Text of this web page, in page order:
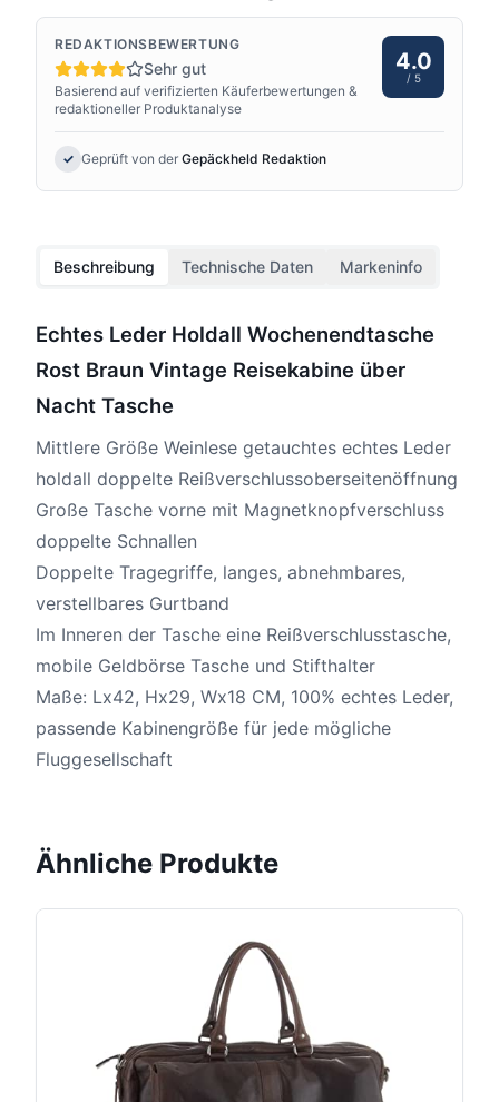
REDAKTIONSBEWERTUNG
Sehr gut
Basierend auf verifizierten Käuferbewertungen &
redaktioneller Produktanalyse
4.0
/ 5
✓ Geprüft von der Gepäckheld Redaktion
Beschreibung Technische Daten Markeninfo
Echtes Leder Holdall Wochenendtasche
Rost Braun Vintage Reisekabine über
Nacht Tasche
Mittlere Größe Weinlese getauchtes echtes Leder
holdall doppelte Reißverschlussoberseitenöffnung
Große Tasche vorne mit Magnetknopfverschluss
doppelte Schnallen
Doppelte Tragegriffe, langes, abnehmbares,
verstellbares Gurtband
Im Inneren der Tasche eine Reißverschlusstasche,
mobile Geldbörse Tasche und Stifthalter
Maße: Lx42, Hx29, Wx18 CM, 100% echtes Leder,
passende Kabinengröße für jede mögliche
Fluggesellschaft
Ähnliche Produkte